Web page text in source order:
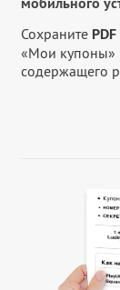
Сохраните PDF
«Мои купоны»
содержащего